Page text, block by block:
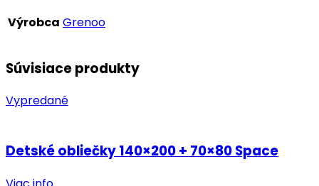
Výrobca Grenoo
Súvisiace produkty
Vypredané
Detské obliečky 140×200 + 70×80 Space